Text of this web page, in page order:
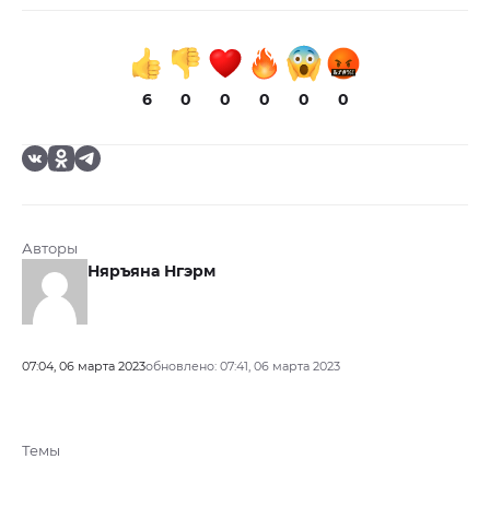
6 0 0 0 0 0
Авторы
Няръяна Нгэрм
07:04, 06 марта 2023обновлено: 07:41, 06 марта 2023
Темы